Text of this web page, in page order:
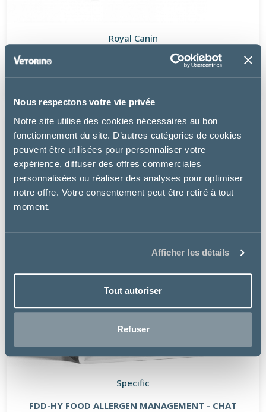
Nous respectons votre vie privée
Notre site utilise des cookies nécessaires au bon
fonctionnement du site. D’autres catégories de cookies
peuvent être utilisées pour personnaliser votre
expérience, diffuser des offres commerciales
personnalisées ou réaliser des analyses pour optimiser
notre offre. Votre consentement peut être retiré à tout
moment.
Afficher les détails
Tout autoriser
Refuser
Royal Canin
CAT GASTRO INTESTINAL FIBRE RESPONSE (SACHET)
Specific
FDD-HY FOOD ALLERGEN MANAGEMENT - CHAT